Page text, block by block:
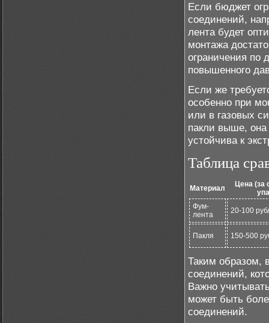
Если бюджет
соединений,
лента будет
монтажа
ограничения по
повышенного
Если же
особенно при
или в газовых
пакли выше, она
устойчива к
Таблица
Материал
Цена (за
Фум-
лента
20-100
Пакля 150-500
Таким образом,
соединений,
Важно
может быть
соединений.